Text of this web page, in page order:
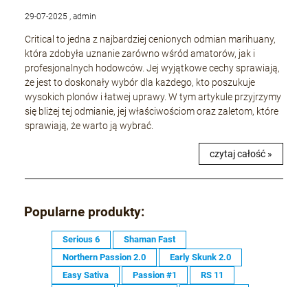
29-07-2025 , admin
Critical to jedna z najbardziej cenionych odmian marihuany,
która zdobyła uznanie zarówno wśród amatorów, jak i
profesjonalnych hodowców. Jej wyjątkowe cechy sprawiają,
że jest to doskonały wybór dla każdego, kto poszukuje
wysokich plonów i łatwej uprawy. W tym artykule przyjrzymy
się bliżej tej odmianie, jej właściwościom oraz zaletom, które
sprawiają, że warto ją wybrać.
czytaj całość »
Popularne produkty:
Serious 6
Shaman Fast
Northern Passion 2.0
Early Skunk 2.0
Easy Sativa
Passion #1
RS 11